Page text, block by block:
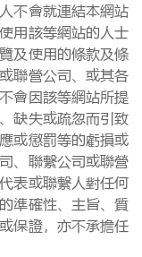
不會就連結本網站
用該等網站的人士
及使用的條款及條
聯營公司、或其各
會因該等網站所提
缺失或疏忽而引致
或懲罰等的虧損或
、聯繫公司或聯營
表或聯繫人對任何
準確性、主旨、質
保證，亦不承擔任